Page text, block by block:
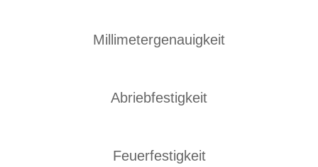
Millimetergenauigkeit
Abriebfestigkeit
Feuerfestigkeit